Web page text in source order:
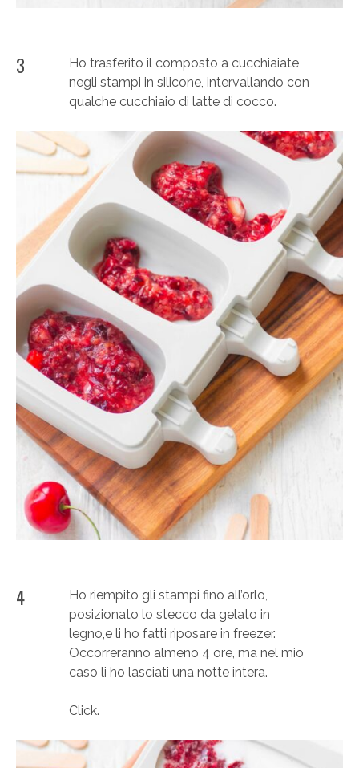
3
Ho trasferito il composto a cucchiaiate
negli stampi in silicone, intervallando con
qualche cucchiaio di latte di cocco.
4
Ho riempito gli stampi fino all’orlo,
posizionato lo stecco da gelato in
legno,e li ho fatti riposare in freezer.
Occorreranno almeno 4 ore, ma nel mio
caso li ho lasciati una notte intera.
Click.